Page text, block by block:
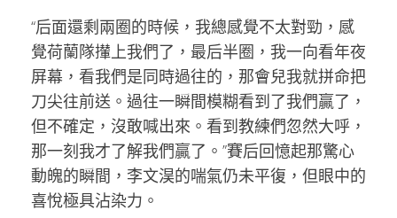
“后面還剩兩圈的時候，我總感覺不太對勁，感
覺荷蘭隊攆上我們了，最后半圈，我一向看年夜
屏幕，看我們是同時過往的，那會兒我就拼命把
刀尖往前送。過往一瞬間模糊看到了我們贏了，
但不確定，沒敢喊出來。看到教練們忽然大呼，
那一刻我才了解我們贏了。”賽后回憶起那驚心
動魄的瞬間，李文淏的喘氣仍未平復，但眼中的
喜悅極具沾染力。